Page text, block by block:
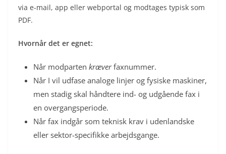
via e-mail, app eller webportal og modtages typisk som
PDF.
Hvornår det er egnet:
Når modparten kræverfaxnummer.
Når I vil udfase analoge linjer og fysiske maskiner,
men stadig skal håndtere ind- og udgående fax i
en overgangsperiode.
Når fax indgår som teknisk krav i udenlandske
eller sektor-specifikke arbejdsgange.